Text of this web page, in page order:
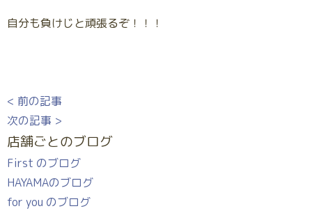
自分も負けじと頑張るぞ！！！
< 前の記事
次の記事 >
店舗ごとのブログ
First のブログ
HAYAMAのブログ
for you のブログ